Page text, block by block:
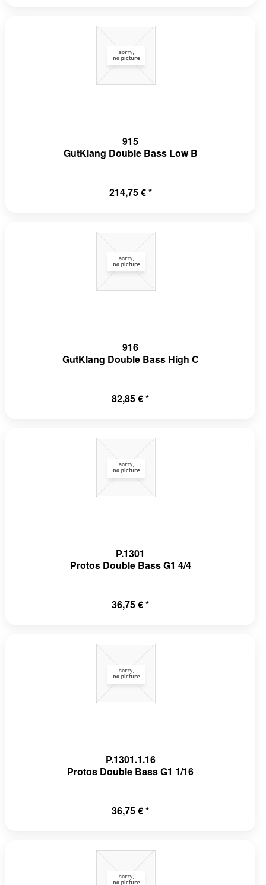
915
GutKlang Double Bass Low B
214,75 € *
916
GutKlang Double Bass High C
82,85 € *
P.1301
Protos Double Bass G1 4/4
36,75 € *
P.1301.1.16
Protos Double Bass G1 1/16
36,75 € *